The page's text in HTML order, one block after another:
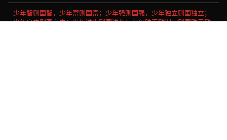
少年智则国智，少年富则国富；少年强则国强，少年独立则国独立；
少年自由则国自由；少年进步则国进步；少年胜于欧洲，则国胜于欧